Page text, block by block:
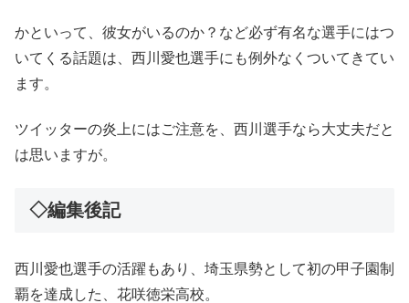
かといって、彼女がいるのか？など必ず有名な選手にはつ
いてくる話題は、西川愛也選手にも例外なくついてきてい
ます。
ツイッターの炎上にはご注意を、西川選手なら大丈夫だと
は思いますが。
◇編集後記
西川愛也選手の活躍もあり、埼玉県勢として初の甲子園制
覇を達成した、花咲徳栄高校。